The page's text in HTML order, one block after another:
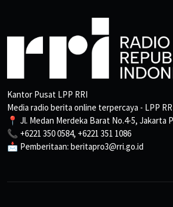
Kantor Pusat LPP RRI
Media radio berita online terpercaya - LPP
📍 Jl. Medan Merdeka Barat No.4-5, Jakarta
📞 +6221 350 0584, +6221 351 1086
📩 Pemberitaan: beritapro3@rri.go.id